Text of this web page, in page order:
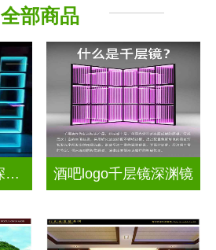
全部商品
发光字招牌千层镜深渊镜 酒吧logo千层镜深渊镜